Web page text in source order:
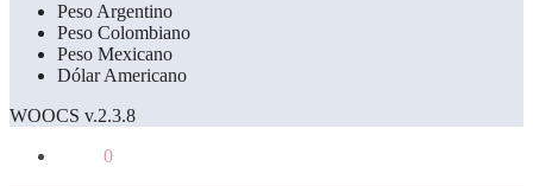
Peso Argentino
Peso Colombiano
Peso Mexicano
Dólar Americano
WOOCS v.2.3.8
0